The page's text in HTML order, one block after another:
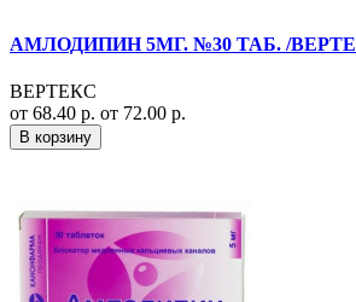
АМЛОДИПИН 5МГ. №30 ТАБ. /
ВЕРТЕКС
от 68.40 р. от 72.00 р.
В корзину